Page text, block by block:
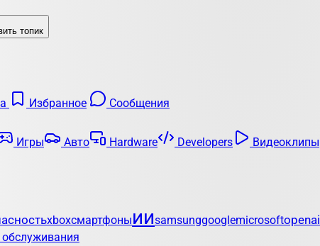
топик
Избранное
Сообщения
Игры Авто Hardware Developers
Видеоклипы
xboxсмартфоныииsamsunggooglemicrosoftopenai